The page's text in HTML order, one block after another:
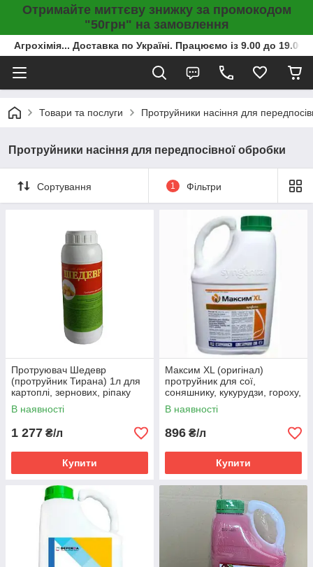
Отримайте миттєву знижку за промокодом
"50грн" на замовлення
Агрохімія... Доставка по Україні. Працюємо із 9.00 до
Товари та послуги Протруйники насіння для
Протруйники насіння для передпосівної обробки
Сортування 1 Фільтри
Протруювач Шедевр
(протруйник Тирана) 1л для
картоплі, зернових, ріпаку
(імідаклоприд 280 г/л+
тіабендазол 80 г/л)
В наявності
1 277 ₴/л
Купити
Максим ХL (оригінал)
протруйник для сої,
соняшнику, кукурудзи, гороху,
парсу, цукрових буряків
В наявності
896 ₴/л
Купити